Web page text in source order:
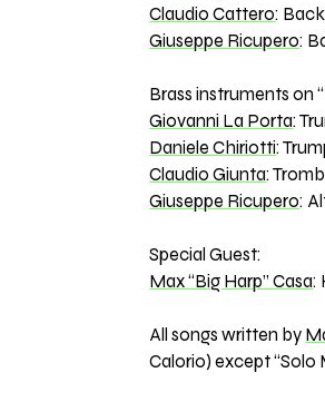
Claudio Cattero:
Giuseppe Ricupero:
Brass instruments on
Giovanni La Porta:
Daniele Chiriotti:
Claudio Giunta:
Giuseppe Ricupero:
Special Guest:
Max “Big Harp” Casa:
All songs written by
Calorio) except “Solo